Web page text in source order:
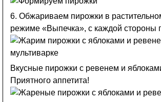
6. Обжариваем пирожки в
режиме «Выпечка», с каждой стороны
Вкусные пирожки с ревенем и
Приятного аппетита!